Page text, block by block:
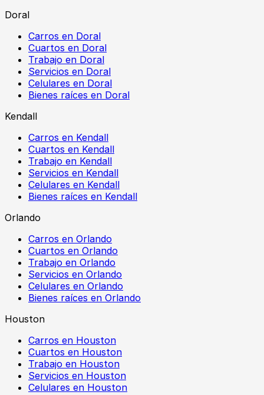
Doral
Carros en Doral
Cuartos en Doral
Trabajo en Doral
Servicios en Doral
Celulares en Doral
Bienes raíces en Doral
Kendall
Carros en Kendall
Cuartos en Kendall
Trabajo en Kendall
Servicios en Kendall
Celulares en Kendall
Bienes raíces en Kendall
Orlando
Carros en Orlando
Cuartos en Orlando
Trabajo en Orlando
Servicios en Orlando
Celulares en Orlando
Bienes raíces en Orlando
Houston
Carros en Houston
Cuartos en Houston
Trabajo en Houston
Servicios en Houston
Celulares en Houston